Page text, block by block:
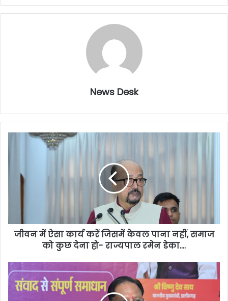
News Desk
जीवन में ऐसा कार्य करें जिसमें केवल पाना नहीं, समाज
को कुछ देना हो- राज्यपाल रमेन डेका….